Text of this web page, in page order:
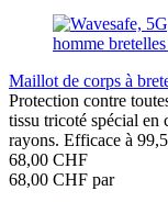
Maillot de corps à
Protection contre
tissu tricoté spécial en
rayons. Efficace à
68,00 CHF
68,00 CHF par